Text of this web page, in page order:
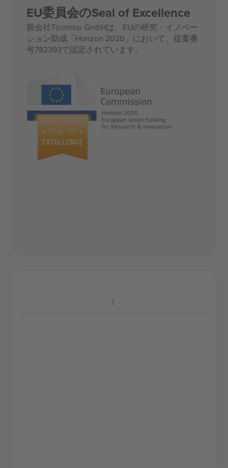
EU委員会のSeal of Excellence
親会社Ticombo GmbHは、EUの研究・イノベー
ション助成「Horizon 2020」において、提案番
号782393で認定されています。